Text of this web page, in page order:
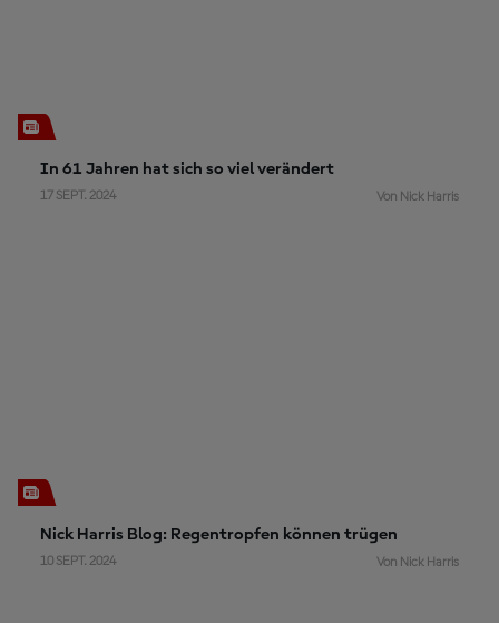
In 61 Jahren hat sich so viel verändert
17 SEPT. 2024 Von Nick Harris
Nick Harris Blog: Regentropfen können trügen
10 SEPT. 2024 Von Nick Harris